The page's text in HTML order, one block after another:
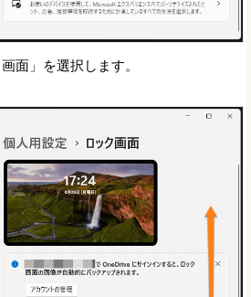
面」を選択します。